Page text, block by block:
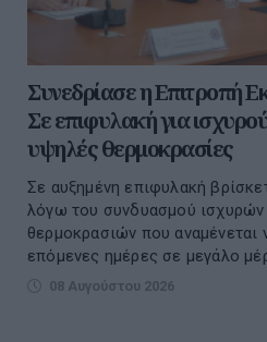
Συνεδρίασε η Επιτροπή
Σε επιφυλακή για
υψηλές θερμοκρασίες
Σε αυξημένη επιφυλακή
λόγω του συνδυασμού
θερμοκρασιών που αναμένεται
επόμενες ημέρες σε μεγάλο
08 Αυγούστου 2026